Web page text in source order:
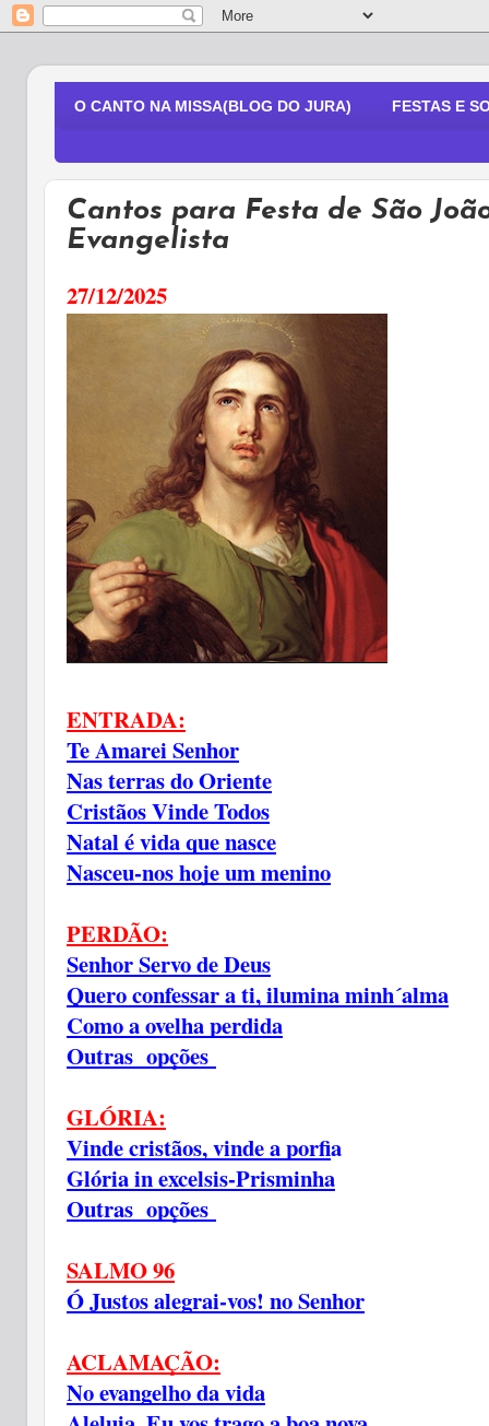
O CANTO NA MISSA(BLOG DO JURA) FESTAS E
Cantos para Festa de São
Evangelista
27/12/2025
ENTRADA:
Te Amarei Senhor
Nas terras do Oriente
Cristãos Vinde Todos
Natal é vida que nasce
Nasceu-nos hoje um menino
PERDÃO:
Senhor Servo de Deus
Quero confessar a ti, ilumina minh´alma
Como a ovelha perdida
Outras  opções
GLÓRIA:
Vinde cristãos, vinde a porfia
Glória in excelsis-Prisminha
Outras  opções
SALMO 96
Ó Justos alegrai-vos! no Senhor
ACLAMAÇÃO:
No evangelho da vida